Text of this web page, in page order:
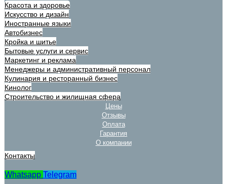
Красота и здоровье
Искусство и дизайн
Иностранные языки
Автобизнес
Кройка и шитье
Бытовые услуги и сервис
Маркетинг и реклама
Менеджеры и административный персонал
Кулинария и ресторанный бизнес
Кинолог
Строительство и жилищная сфера
Цены
Отзывы
Оплата
Гарантия
О компании
Контакты
Whatsapp Telegram